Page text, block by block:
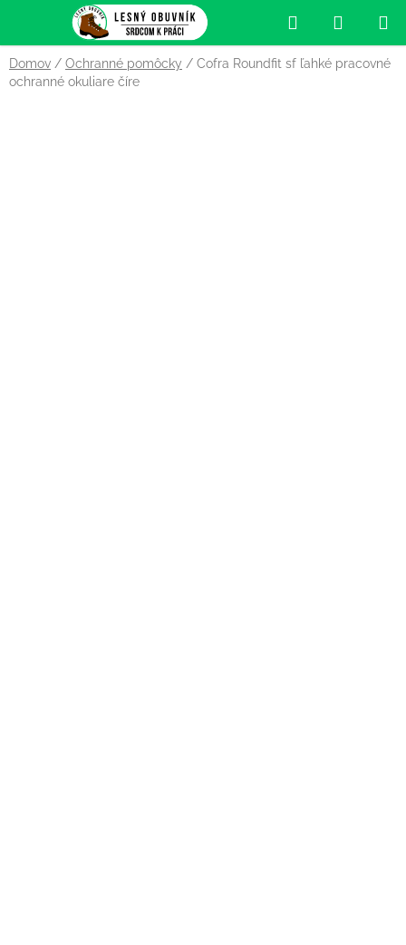
obsah
Hľadať
KOŠÍK
Domov / Ochranné pomôcky / Cofra Roundfit sf ľahké pracovné
ochranné okuliare číre